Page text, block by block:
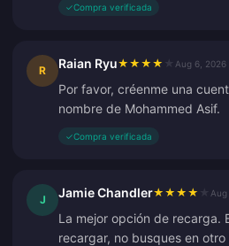
✓Compra verificada
R Raian Ryu★ ★ ★ ★ Aug 6, 2026
Por favor, créenme una
nombre de Mohammed Asif.
✓Compra verificada
J Jamie Chandler★ ★ ★ ★
La mejor opción de recarga.
recargar, no busques en otro